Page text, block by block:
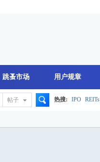
跳蚤市场 用户规章
帖子
热搜: IPO REITs